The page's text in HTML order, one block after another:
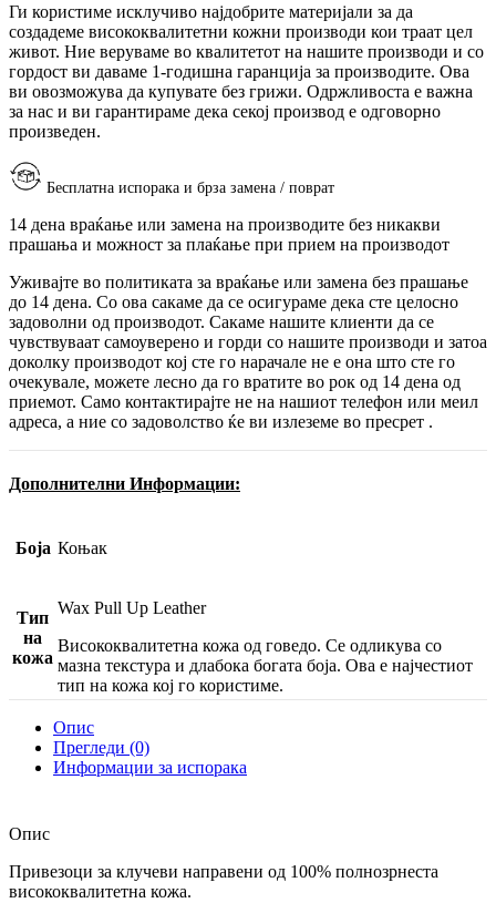
Ги користиме исклучиво најдобрите материјали за да
создадеме висококвалитетни кожни производи кои траат цел
живот. Ние веруваме во квалитетот на нашите производи и со
гордост ви даваме 1-годишна гаранција за производите. Ова
ви овозможува да купувате без грижи. Одржливоста е важна
за нас и ви гарантираме дека секој производ е одговорно
произведен.
Бесплатна испорака и брза замена / поврат
14 дена враќање или замена на производите без никакви
прашања и можност за плаќање при прием на производот
Уживајте во политиката за враќање или замена без прашање
до 14 дена. Со ова сакаме да се осигураме дека сте целосно
задоволни од производот. Сакаме нашите клиенти да се
чувствуваат самоуверено и горди со нашите производи и затоа
доколку производот кој сте го нарачале не е она што сте го
очекувале, можете лесно да го вратите во рок од 14 дена од
приемот. Само контактирајте не на нашиот телефон или меил
адреса, а ние со задоволство ќе ви излеземе во пресрет .
Дополнителни Информации:
Боја Коњак
Тип
на
кожа
Wax Pull Up Leather
Висококвалитетна кожа од говедо. Се одликува со
мазна текстура и длабока богата боја. Ова е најчестиот
тип на кожа кој го користиме.
Опис
Прегледи (0)
Информации за испорака
Опис
Привезоци за клучеви направени од 100% полнозрнеста
висококвалитетна кожа.